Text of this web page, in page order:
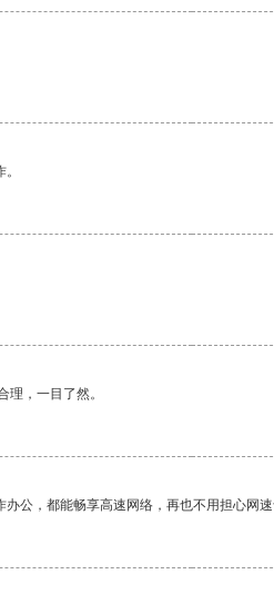
，一目了然。
公，都能畅享高速网络，再也不用担心网速